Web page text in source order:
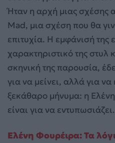
Ήταν η αρχή μιας σχέσης
Mad, μια σχέση που θα
επιτυχία. Η εμφάνισή της
χαρακτηριστικό της στυλ
σκηνική της παρουσία,
για να μείνει, αλλά για
ξεκάθαρο μήνυμα: η
είναι για να εντυπωσιάζει.
Ελένη Φουρέιρα: Τα